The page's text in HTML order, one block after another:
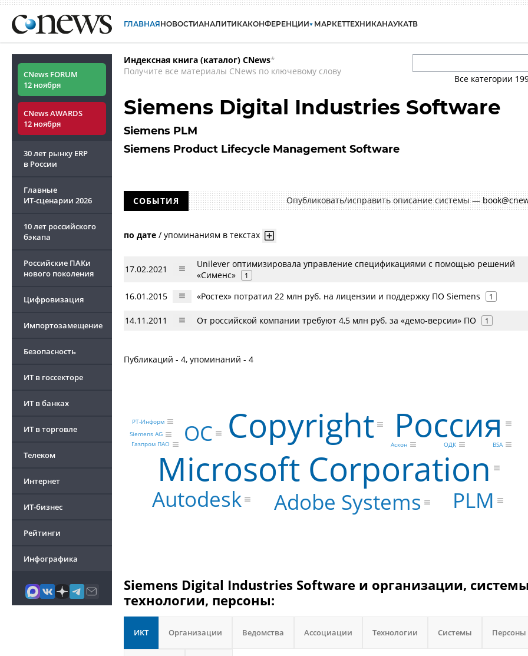
ГЛАВНАЯНОВОСТИАНАЛИТИКАКОНФЕРЕНЦИИ МАРКЕТТЕХНИКАНАУКАТВ
CNews FORUM
12 ноября
CNews AWARDS
12 ноября
30 лет рынку ERP
в России
Главные
ИТ-сценарии 2026
10 лет российского
бэкапа
Российские ПАКи
нового поколения
Цифровизация
Импортозамещение
Безопасность
ИТ в госсекторе
ИТ в банках
ИТ в торговле
Телеком
Интернет
ИТ-бизнес
Рейтинги
Инфографика
Индексная книга (каталог) CNews*
Получите все материалы CNews по ключевому слову
Все категории
Siemens Digital Industries Software
Siemens PLM
Siemens Product Lifecycle Management Software
СОБЫТИЯ Опубликовать/исправить описание системы —
по дате / упоминаниям в текстах
17.02.2021
Unilever оптимизировала управление спецификациями с помощью решений
«Сименс»
1
16.01.2015 «Ростех» потратил 22 млн руб. на лицензии и поддержку ПО Siemens 1
14.11.2011 От российской компании требуют 4,5 млн руб. за «демо-версии» ПО 1
Публикаций - 4, упоминаний - 4
Microsoft Corporation
Россия
Copyright
Autodesk Adobe Systems
ОС
PLM
BSA
РТ-Информ
Аскон
Siemens AG
Газпром ПАО
ОДК
Siemens Digital Industries Software и организации,
технологии, персоны:
ИКТ Организации Ведомства Ассоциации Технологии Системы Персоны